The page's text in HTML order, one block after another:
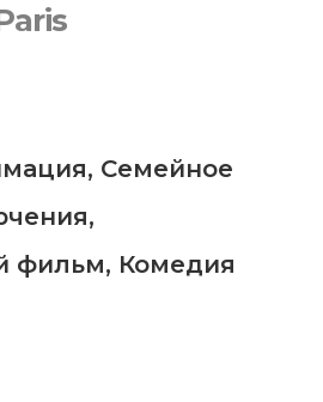
, Семейное
,
фильм, Комедия